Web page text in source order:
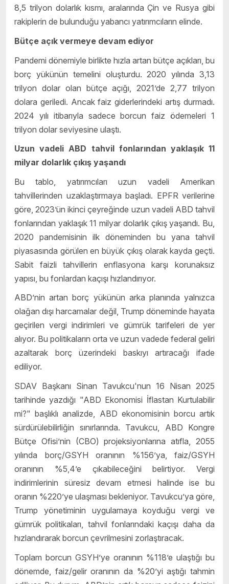
8,5 trilyon dolarlık kısmı, aralarında Çin ve Rusya gibi
rakiplerin de bulunduğu yabancı yatırımcıların elinde.
Bütçe açık vermeye devam ediyor
Pandemi dönemiyle birlikte hızla artan bütçe açıkları, bu
borç yükünün temelini oluşturdu. 2020 yılında 3,13
trilyon dolar olan bütçe açığı, 2021’de 2,77 trilyon
dolara geriledi. Ancak faiz giderlerindeki artış durmadı.
2024 yılı itibarıyla sadece borcun faiz ödemeleri 1
trilyon dolar seviyesine ulaştı.
Uzun vadeli ABD tahvil fonlarından yaklaşık 11
milyar dolarlık çıkış yaşandı
Bu tablo, yatırımcıları uzun vadeli Amerikan
tahvillerinden uzaklaştırmaya başladı. EPFR verilerine
göre, 2023’ün ikinci çeyreğinde uzun vadeli ABD tahvil
fonlarından yaklaşık 11 milyar dolarlık çıkış yaşandı. Bu,
2020 pandemisinin ilk döneminden bu yana tahvil
piyasasında görülen en büyük çıkış olarak kayda geçti.
Sabit faizli tahvillerin enflasyona karşı korunaksız
yapısı, bu fonlardan kaçışı hızlandırıyor.
ABD’nin artan borç yükünün arka planında yalnızca
olağan dışı harcamalar değil, Trump döneminde hayata
geçirilen vergi indirimleri ve gümrük tarifeleri de yer
alıyor. Bu politikaların orta ve uzun vadede federal geliri
azaltarak borç üzerindeki baskıyı artıracağı ifade
ediliyor.
SDAV Başkanı Sinan Tavukcu'nun 16 Nisan 2025
tarihinde yazdığı "ABD Ekonomisi İflastan Kurtulabilir
mi?" başlıklı analizde, ABD ekonomisinin borcu artık
sürdürülebilirliğin sınırlarında. Tavukcu, ABD Kongre
Bütçe Ofisi’nin (CBO) projeksiyonlarına atıfla, 2055
yılında borç/GSYH oranının %156’ya, faiz/GSYH
oranının %5,4’e çıkabileceğini belirtiyor. Vergi
indirimlerinin süresiz devam etmesi halinde ise bu
oranın %220’ye ulaşması bekleniyor. Tavukcu’ya göre,
Trump yönetiminin uygulamaya koyduğu vergi ve
gümrük politikaları, tahvil fonlarındaki kaçışı daha da
hızlandırarak borcun çevrilmesini zorlaştıracak.
Toplam borcun GSYH’ye oranının %118’e ulaştığı bu
dönemde, faiz/gelir oranının da %20’yi aştığı tahmin